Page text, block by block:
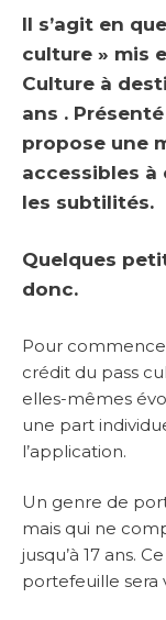
Il s’agit en
culture » mis
Culture à
ans .
propose une
accessibles à
les subtilités.
Quelques
donc.
Pour
crédit du pass
elles-mêmes
une part
l’application.
Un genre de
mais qui ne
jusqu’à 17 ans.
portefeuille